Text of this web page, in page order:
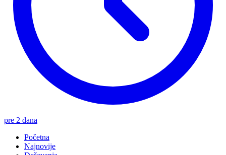
pre 2 dana
Početna
Najnovije